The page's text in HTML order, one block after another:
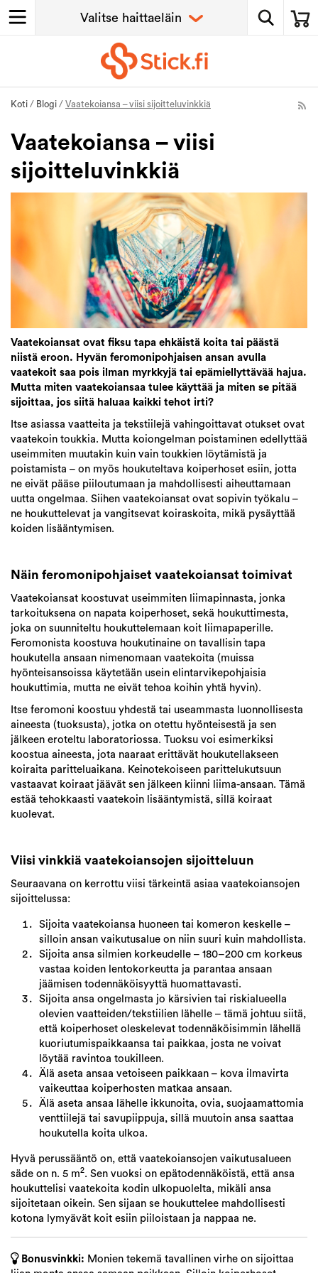
Koti / Blogi / Vaatekoiansa – viisi sijoitteluvinkkiä
Vaatekoiansa – viisi
sijoitteluvinkkiä
Vaatekoiansat ovat fiksu tapa ehkäistä koita tai päästä
niistä eroon. Hyvän feromonipohjaisen ansan avulla
vaatekoit saa pois ilman myrkkyjä tai epämiellyttävää hajua.
Mutta miten vaatekoiansaa tulee käyttää ja miten se pitää
sijoittaa, jos siitä haluaa kaikki tehot irti?
Itse asiassa vaatteita ja tekstiilejä vahingoittavat otukset ovat
vaatekoin toukkia. Mutta koiongelman poistaminen edellyttää
useimmiten muutakin kuin vain toukkien löytämistä ja
poistamista – on myös houkuteltava koiperhoset esiin, jotta
ne eivät pääse piiloutumaan ja mahdollisesti aiheuttamaan
uutta ongelmaa. Siihen vaatekoiansat ovat sopivin työkalu –
ne houkuttelevat ja vangitsevat koiraskoita, mikä pysäyttää
koiden lisääntymisen.
Näin feromonipohjaiset vaatekoiansat toimivat
Vaatekoiansat koostuvat useimmiten liimapinnasta, jonka
tarkoituksena on napata koiperhoset, sekä houkuttimesta,
joka on suunniteltu houkuttelemaan koit liimapaperille.
Feromonista koostuva houkutinaine on tavallisin tapa
houkutella ansaan nimenomaan vaatekoita (muissa
hyönteisansoissa käytetään usein elintarvikepohjaisia
houkuttimia, mutta ne eivät tehoa koihin yhtä hyvin).
Itse feromoni koostuu yhdestä tai useammasta luonnollisesta
aineesta (tuoksusta), jotka on otettu hyönteisestä ja sen
jälkeen eroteltu laboratoriossa. Tuoksu voi esimerkiksi
koostua aineesta, jota naaraat erittävät houkutellakseen
koiraita paritteluaikana. Keinotekoiseen parittelukutsuun
vastaavat koiraat jäävät sen jälkeen kiinni liima-ansaan. Tämä
estää tehokkaasti vaatekoin lisääntymistä, sillä koiraat
kuolevat.
Viisi vinkkiä vaatekoiansojen sijoitteluun
Seuraavana on kerrottu viisi tärkeintä asiaa vaatekoiansojen
sijoittelussa:
Sijoita vaatekoiansa huoneen tai komeron keskelle –
silloin ansan vaikutusalue on niin suuri kuin mahdollista.
Sijoita ansa silmien korkeudelle – 180–200 cm korkeus
vastaa koiden lentokorkeutta ja parantaa ansaan
jäämisen todennäköisyyttä huomattavasti.
Sijoita ansa ongelmasta jo kärsivien tai riskialueella
olevien vaatteiden/tekstiilien lähelle – tämä johtuu siitä,
että koiperhoset oleskelevat todennäköisimmin lähellä
kuoriutumispaikkaansa tai paikkaa, josta ne voivat
löytää ravintoa toukilleen.
Älä aseta ansaa vetoiseen paikkaan – kova ilmavirta
vaikeuttaa koiperhosten matkaa ansaan.
Älä aseta ansaa lähelle ikkunoita, ovia, suojaamattomia
venttiilejä tai savupiippuja, sillä muutoin ansa saattaa
houkutella koita ulkoa.
Hyvä perussääntö on, että vaatekoiansojen vaikutusalueen
säde on n. 5 m2. Sen vuoksi on epätodennäköistä, että ansa
houkuttelisi vaatekoita kodin ulkopuolelta, mikäli ansa
sijoitetaan oikein. Sen sijaan se houkuttelee mahdollisesti
kotona lymyävät koit esiin piiloistaan ja nappaa ne.
Bonusvinkki: Monien tekemä tavallinen virhe on sijoittaa